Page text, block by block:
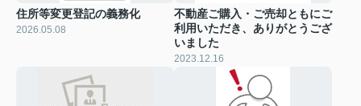
住所等変更登記の義務化
2026.05.08
不動産ご購入・ご売却ともにご
利用いただき、ありがとうござ
いました
2023.12.16